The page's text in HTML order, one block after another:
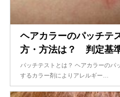
ヘアカラーのパッチテ
方・方法は？ 判定基
パッチテストとは？ ヘアカラーのパ
するカラー剤によりアレルギー…